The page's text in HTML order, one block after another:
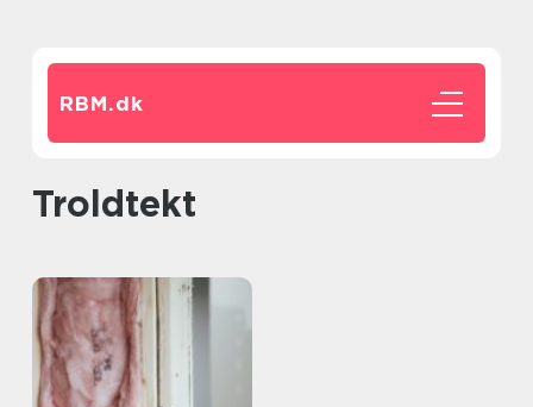
RBM.dk
troldtekt